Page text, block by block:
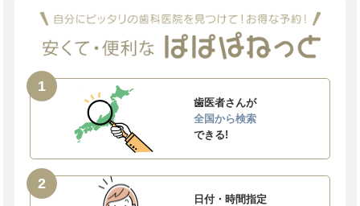
1
歯医者さんが
全国から検索
できる!
2
日付・時間指定